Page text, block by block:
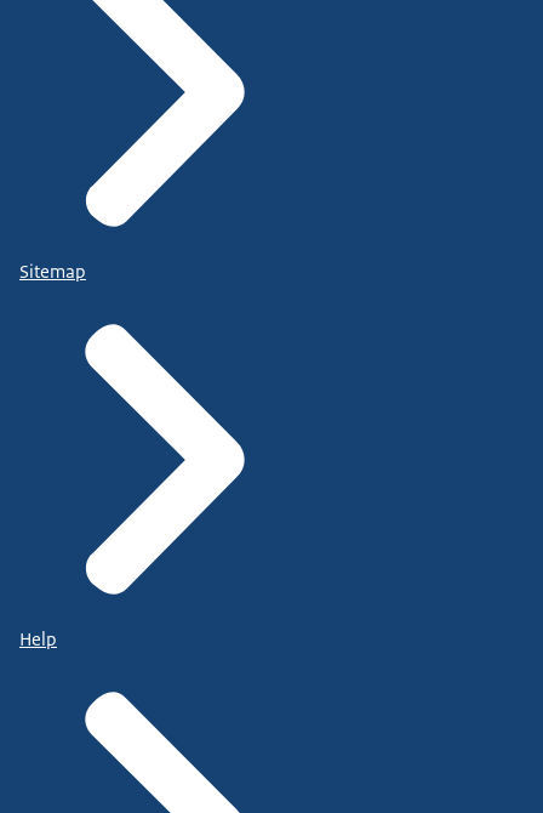
Sitemap
Help